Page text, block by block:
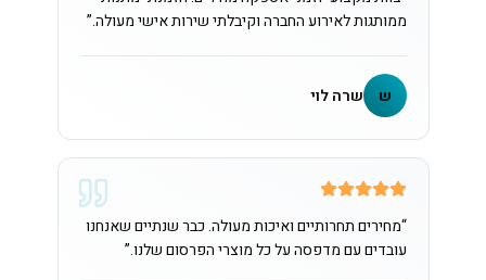
ממותגות לאירוע החברה וקיבלתי שירות אישי מעולה.”
ש שרה לוי
“מחירים תחרותיים ואיכות מעולה. כבר שנתיים שאנחנו
עובדים עם מדפסה על כל מוצרי הפרסום שלנו.”